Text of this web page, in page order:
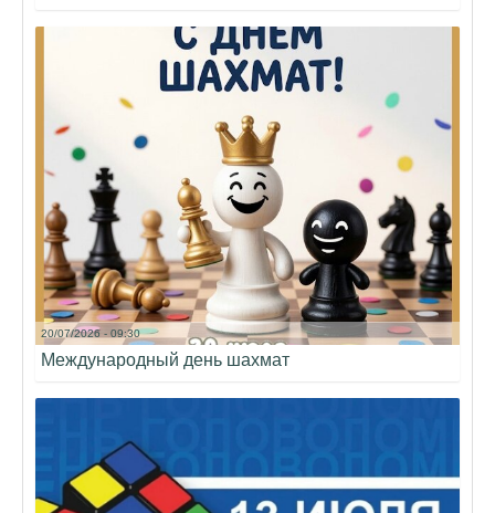
20/07/2026 - 09:30
Международный день шахмат